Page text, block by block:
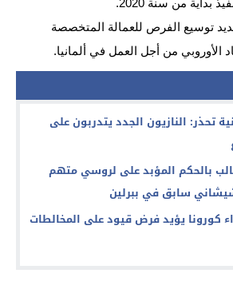
توسيع الفرص للعمالة المتخصصة
الأوروبي من أجل العمل في ألمانيا.
تحذر: النازيون الجدد يتدربون على
بالحكم المؤبد على لروسي متهم
سابق في ببرلين
كورونا يؤيد فرض قيود على المخالطات